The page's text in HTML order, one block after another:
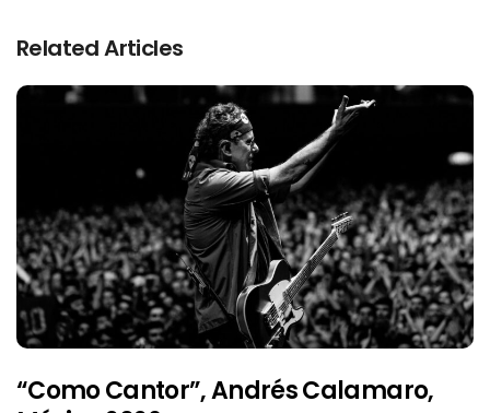
Related Articles
“Como Cantor”, Andrés Calamaro,